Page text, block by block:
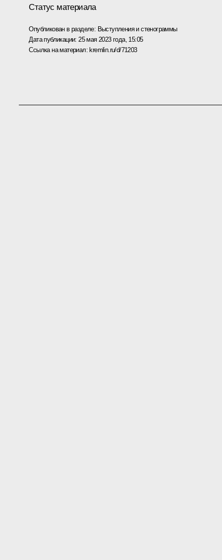
Статус материала
Опубликован в разделе: Выступления и стенограммы
Дата публикации: 25 мая 2023 года, 15:05
Ссылка на материал: kremlin.ru/d/71203